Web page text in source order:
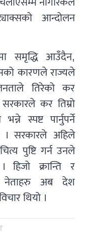
आन्दोलन
समृद्धि आउँदैन,
कारणले राज्यले
तिरेको कर
कर तिम्रो
स्पष्ट पार्नुपर्ने
। सरकारले अहिले
पुष्टि गर्न उनले
क्रान्ति र
नेताहरु अब देश
थियो ।